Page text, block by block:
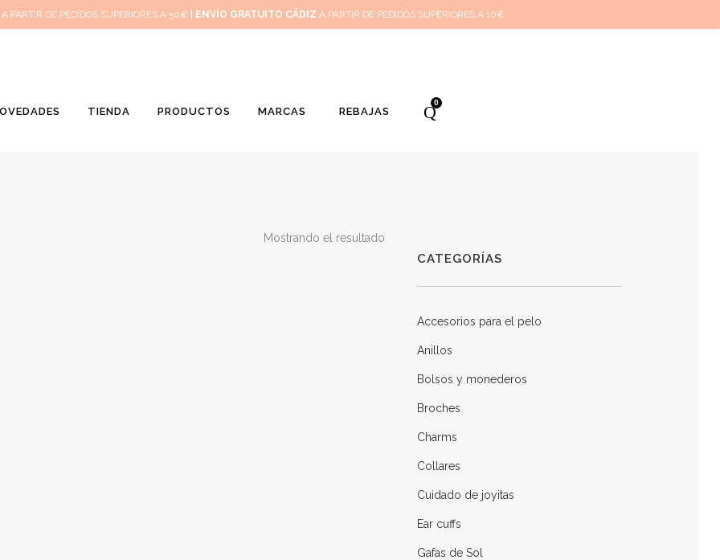
Inicio Mi cuenta Cuidado de tus joyas Conócenos
TIENDA PRODUCTOS MARCAS REBAJAS
0
Mostrando el resultado
CATEGORÍAS
Accesorios para el pelo
Anillos
Bolsos y monederos
Broches
Charms
Collares
Cuidado de joyitas
Ear cuffs
Gafas de Sol
A PARTIR DE PEDIDOS SUPERIORES A 50€ | ENVÍO GRATUITO CÁDIZ A PARTIR DE PEDIDOS SUPERIORES A 10€